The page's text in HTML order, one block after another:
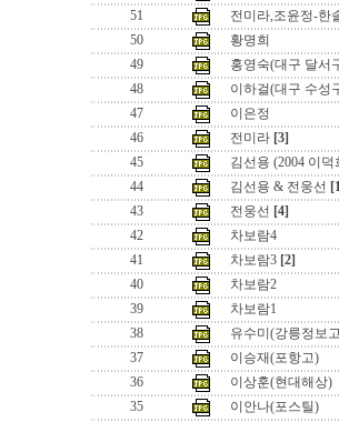
51
전미라,조윤정-한
50
황명희
49
홍영숙(대구 달서
48
이하걸(대구 수성
47
이은정
46
전미라 [3]
45
김선용 (2004 이덕
44
김선용 & 전웅선
43
전웅선 [4]
42
차보람4
41
차보람3 [2]
40
차보람2
39
차보람1
38
유수미(강릉정보
37
이승재(포항고)
36
이상훈(현대해상)
35
이안나(포스틸)